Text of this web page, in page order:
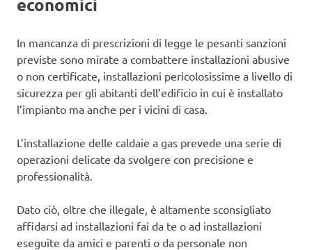
economici
In mancanza di prescrizioni di legge le pesanti sanzioni
previste sono mirate a combattere installazioni abusive
o non certificate, installazioni pericolosissime a livello di
sicurezza per gli abitanti dell’edificio in cui è installato
l’impianto ma anche per i vicini di casa.
L’installazione delle caldaie a gas prevede una serie di
operazioni delicate da svolgere con precisione e
professionalità.
Dato ciò, oltre che illegale, è altamente sconsigliato
affidarsi ad installazioni fai da te o ad installazioni
eseguite da amici e parenti o da personale non